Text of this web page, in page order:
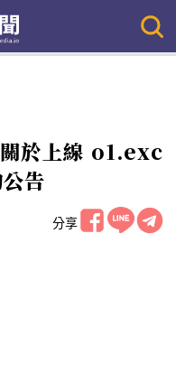
於上線 o1.exc
告
分享